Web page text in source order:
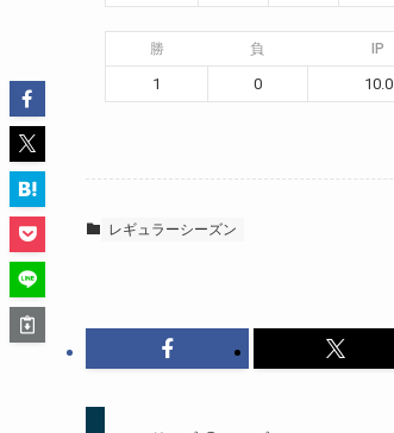
勝 負 IP
1 0 10.0
レギュラーシーズン